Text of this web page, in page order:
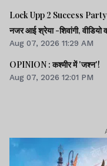
Lock Upp 2 Success Party:
नजर आई श्रेया -शिवांगी, वीडियो
Aug 07, 2026 11:29 AM
OPINION : कश्मीर में 'जश्न'!
Aug 07, 2026 12:01 PM